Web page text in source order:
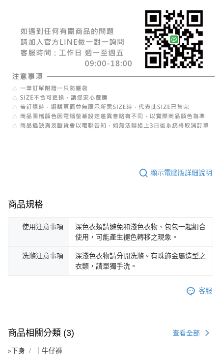
顯示電腦版詳細說明
商品規格
使用注意事項
深色衣類請避免和淺色衣物、包包一起組合
使用，可能產生褪色轉移之現象。
洗滌注意事項
深淺色衣物請分開洗滌。有珠飾金屬造型之
衣類，請單獨手洗。
客服
商品相關分類 (3) 查看全部
▹下身 ｜牛仔褲